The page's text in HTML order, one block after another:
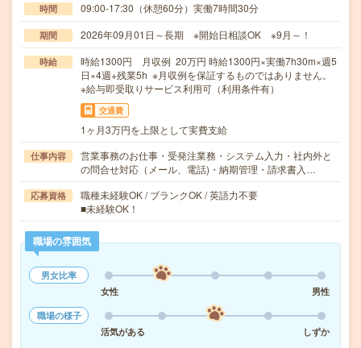
時間 09:00-17:30（休憩60分）実働7時間30分
期間 2026年09月01日～長期 ※開始日相談OK ※9月～！
時給
時給1300円 月収例 20万円 時給1300円×実働7h30m×週5
日×4週+残業5h ※月収例を保証するものではありません。
※給与即受取りサービス利用可（利用条件有）
交通費
1ヶ月3万円を上限として実費支給
仕事内容
営業事務のお仕事・受発注業務・システム入力・社内外と
の問合せ対応（メール、電話)・納期管理・請求書入…
応募資格
職種未経験OK / ブランクOK / 英語力不要
■未経験OK！
職場の雰囲気
男女比率
女性
男性
職場の様子
活気がある
しずか